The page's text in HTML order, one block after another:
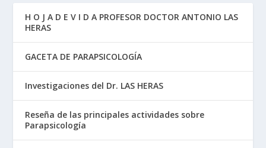
H O J A D E V I D A PROFESOR DOCTOR ANTONIO LAS
HERAS
GACETA DE PARAPSICOLOGÍA
Investigaciones del Dr. LAS HERAS
Reseña de las principales actividades sobre
Parapsicología